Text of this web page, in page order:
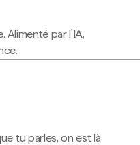
Alimenté par l'IA,
tu parles, on est là